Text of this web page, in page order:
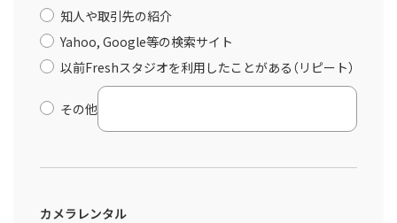
知人や取引先の紹介
Yahoo, Google等の検索サイト
以前Freshスタジオを利用したことがある（リピート）
その他
カメラレンタル